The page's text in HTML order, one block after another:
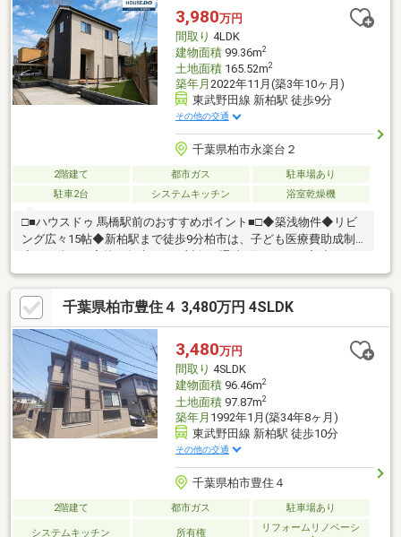
3,980万円
間取り 4LDK
建物面積99.36m2
土地面積165.52m2
築年月 2022年11月(築3年10ヶ月)
東武野田線 新柏駅 徒歩9分
その他の交通
千葉県柏市永楽台２
2階建て 都市ガス
駐車場あり
駐車2台
システムキッチン 浴室乾燥機
□■ハウスドゥ 馬橋駅前のおすすめポイント■□◆築浅物件◆リビ
ング広々15帖◆新柏駅まで徒歩9分柏市は、子ども医療費助成制
たり300円・ 調剤は自己負担なしなど、子育て世代には心強い暮
らしやすい街です。都心へのアクセスが良好で便利な都市生活を
堪能できるのはもちろん、穏やかな雰囲気に包まれた住環境が魅
力の「柏市」で、家族の笑顔が溢れる暮らしを実現してみません
か？
千葉県柏市豊住４ 3,480万円 4SLDK
3,480万円
間取り 4SLDK
建物面積96.46m2
土地面積97.87m2
築年月 1992年1月(築34年8ヶ月)
東武野田線 新柏駅 徒歩10分
その他の交通
千葉県柏市豊住４
2階建て 都市ガス 駐車場あり
システムキッチン 所有権
リフォームリノベーシ